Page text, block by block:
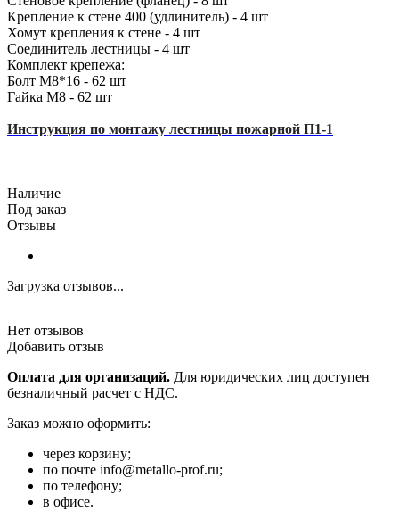
Крепление к стене 400 (удлинитель) - 4 шт
Хомут крепления к стене - 4 шт
Соединитель лестницы - 4 шт
Комплект крепежа:
Болт М8*16 - 62 шт
Гайка М8 - 62 шт
Инструкция по монтажу лестницы пожарной П1-1
Наличие
Под заказ
Отзывы
Загрузка отзывов...
Нет отзывов
Добавить отзыв
Оплата для организаций. Для юридических лиц доступен
безналичный расчет с НДС.
Заказ можно оформить:
через корзину;
по почте info@metallo-prof.ru;
по телефону;
в офисе.